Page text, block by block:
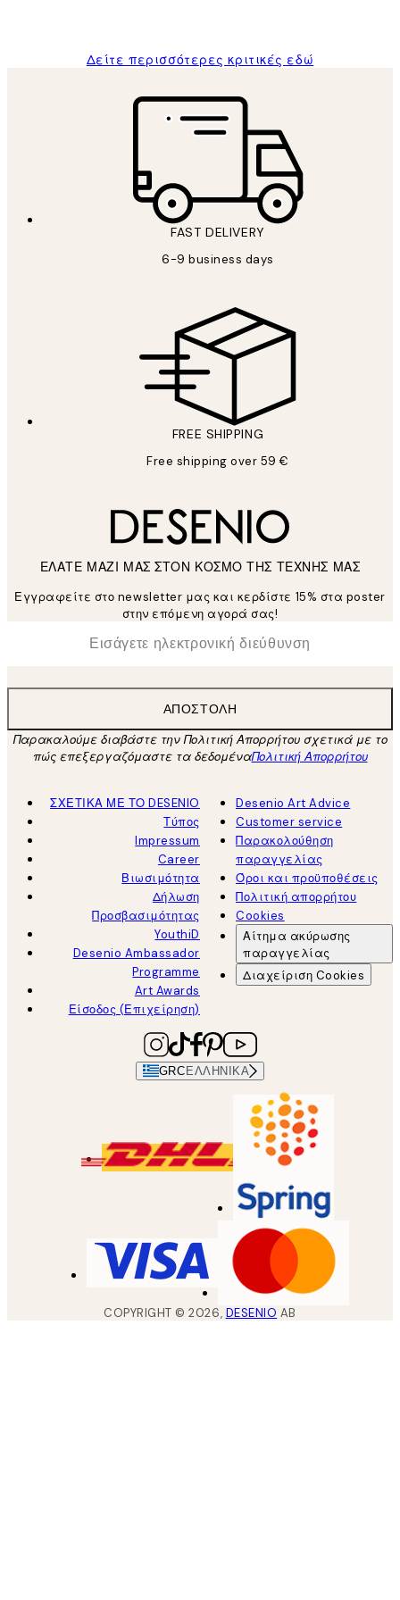
Δείτε περισσότερες κριτικές εδώ
FAST DELIVERY
6-9 business days
FREE SHIPPING
Free shipping over 59 €
ΕΛΑΤΕ ΜΑΖΙ ΜΑΣ ΣΤΟΝ ΚΟΣΜΟ ΤΗΣ ΤΕΧΝΗΣ ΜΑΣ
Εγγραφείτε στο newsletter μας και κερδίστε 15% στα poster
στην επόμενη αγορά σας!
Ηλεκτρονική Διεύθυνση
ΑΠΟΣΤΟΛΉ
Παρακαλούμε διαβάστε την Πολιτική Απορρήτου σχετικά με το
πώς επεξεργαζόμαστε τα δεδομέναΠολιτική Απορρήτου
ΣΧΕΤΙΚΑ ΜΕ ΤΟ DESENIO
Τύπος
Impressum
Career
Βιωσιμότητα
Δήλωση
Προσβασιμότητας
YouthiD
Desenio Ambassador
Programme
Art Awards
Είσοδος (Επιχείρηση)
Desenio Art Advice
Customer service
Παρακολούθηση
παραγγελίας
Όροι και προϋποθέσεις
Πολιτική απορρήτου
Cookies
Αίτημα ακύρωσης
παραγγελίας
Διαχείριση Cookies
GRC ΕΛΛΗΝΙΚΆ
COPYRIGHT ©2026, DESENIO AB